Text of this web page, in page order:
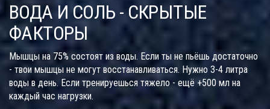
ВОДА И СОЛЬ - СКРЫТЫЕ
ФАКТОРЫ
Мышцы на 75% состоят из воды. Если ты не пьёшь достаточно
- твои мышцы не могут восстанавливаться. Нужно 3-4 литра
воды в день. Если тренируешься тяжело - ещё +500 мл на
каждый час нагрузки.